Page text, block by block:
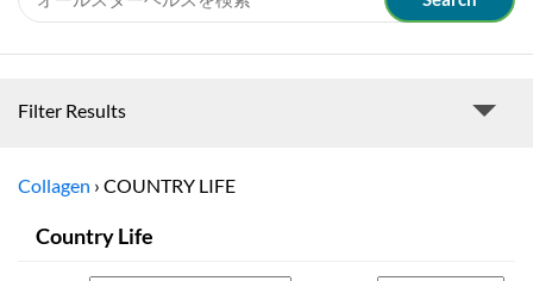
Filter Results
Collagen › COUNTRY LIFE
Country Life